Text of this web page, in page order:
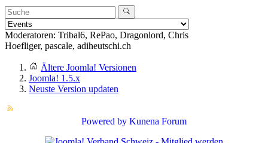
Moderatoren: Tribal6, RePao, Dragonlord, Chris
Hoefliger, pascale, adiheutschi.ch
Ältere Joomla! Versionen
Joomla! 1.5.x
Neuste Version updaten
Powered by Kunena Forum